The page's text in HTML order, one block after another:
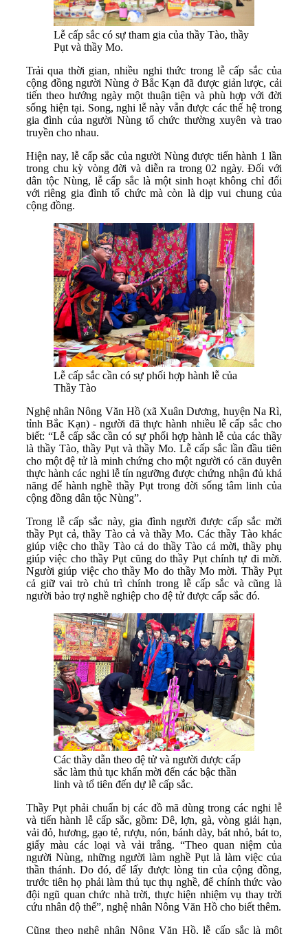
Lễ cấp sắc có sự tham gia của thầy Tào, thầy
Pụt và thầy Mo.
Trải qua thời gian, nhiều nghi thức trong lễ cấp sắc của
cộng đồng người Nùng ở Bắc Kạn đã được giản lược, cải
tiến theo hướng ngày một thuận tiện và phù hợp với đời
sống hiện tại. Song, nghi lễ này vẫn được các thế hệ trong
gia đình của người Nùng tổ chức thường xuyên và trao
truyền cho nhau.
Hiện nay, lễ cấp sắc của người Nùng được tiến hành 1 lần
trong chu kỳ vòng đời và diễn ra trong 02 ngày. Đối với
dân tộc Nùng, lễ cấp sắc là một sinh hoạt không chỉ đối
với riêng gia đình tổ chức mà còn là dịp vui chung của
cộng đồng.
Lễ cấp sắc cần có sự phối hợp hành lễ của
Thầy Tào
Nghệ nhân Nông Văn Hồ (xã Xuân Dương, huyện Na Rì,
tỉnh Bắc Kạn) - người đã thực hành nhiều lễ cấp sắc cho
biết: “Lễ cấp sắc cần có sự phối hợp hành lễ của các thầy
là thầy Tào, thầy Pụt và thầy Mo. Lễ cấp sắc lần đầu tiên
cho một đệ tử là minh chứng cho một người có căn duyên
thực hành các nghi lễ tín ngưỡng được chứng nhận đủ khả
năng để hành nghề thầy Pụt trong đời sống tâm linh của
cộng đồng dân tộc Nùng”.
Trong lễ cấp sắc này, gia đình người được cấp sắc mời
thầy Pụt cả, thầy Tào cả và thầy Mo. Các thầy Tào khác
giúp việc cho thầy Tào cả do thầy Tào cả mời, thầy phụ
giúp việc cho thầy Pụt cũng do thầy Pụt chính tự đi mời.
Người giúp việc cho thầy Mo do thầy Mo mời. Thầy Pụt
cả giữ vai trò chủ trì chính trong lễ cấp sắc và cũng là
người bảo trợ nghề nghiệp cho đệ tử được cấp sắc đó.
Các thầy dẫn theo đệ tử và người được cấp
sắc làm thủ tục khấn mời đến các bậc thần
linh và tổ tiên đến dự lễ cấp sắc.
Thầy Pụt phải chuẩn bị các đồ mã dùng trong các nghi lễ
và tiến hành lễ cấp sắc, gồm: Dê, lợn, gà, vòng giải hạn,
vải đỏ, hương, gạo tẻ, rượu, nón, bánh dày, bát nhỏ, bát to,
giấy màu các loại và vải trắng. “Theo quan niệm của
người Nùng, những người làm nghề Pụt là làm việc của
thần thánh. Do đó, để lấy được lòng tin của cộng đồng,
trước tiên họ phải làm thủ tục thụ nghề, để chính thức vào
đội ngũ quan chức nhà trời, thực hiện nhiệm vụ thay trời
cứu nhân độ thế”, nghệ nhân Nông Văn Hồ cho biết thêm.
Cũng theo nghệ nhân Nông Văn Hồ, lễ cấp sắc là một